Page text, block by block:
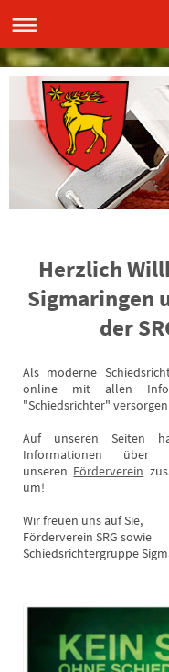
Herzlich
Sigmaringen
der
Als moderne
online mit allen
"Schiedsrichter"
Auf unseren Seiten
Informationen
unseren Förderverein
um!
Wir freuen uns auf Sie,
Förderverein SRG sowie
Schiedsrichtergruppe